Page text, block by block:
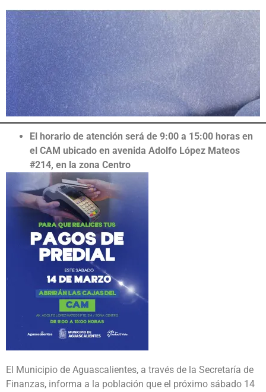
El horario de atención será de 9:00 a 15:00 horas en
el CAM ubicado en avenida Adolfo López Mateos
#214, en la zona Centro
El Municipio de Aguascalientes, a través de la Secretaría de
Finanzas, informa a la población que el próximo sábado 14